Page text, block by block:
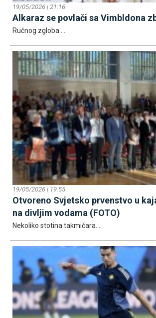
19/05/2026 | 21:16
Alkaraz se povlači sa Vimbldona
Ručnog zgloba....
19/05/2026 | 19:55
Otvoreno Svjetsko prvenstvo u
na divljim vodama (FOTO)
Nekoliko stotina takmičara....